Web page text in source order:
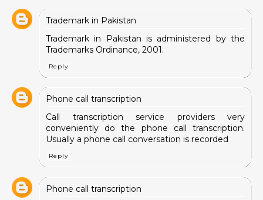
Trademark in Pakistan
Trademark in Pakistan is administered by the
Trademarks Ordinance, 2001.
Reply
Phone call transcription
Call transcription service providers very
conveniently do the phone call transcription.
Usually a phone call conversation is recorded
Reply
Phone call transcription